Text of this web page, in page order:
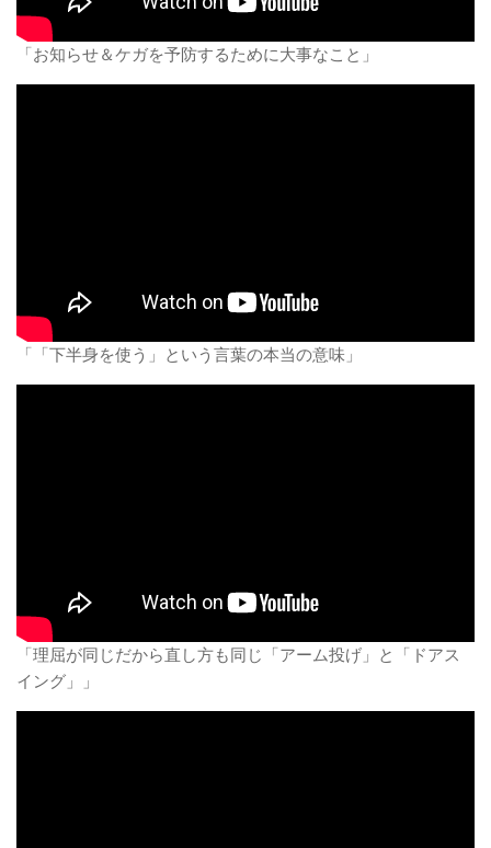
「お知らせ＆ケガを予防するために大事なこと」
「「下半身を使う」という言葉の本当の意味」
「理屈が同じだから直し方も同じ「アーム投げ」と「ドアス
イング」」